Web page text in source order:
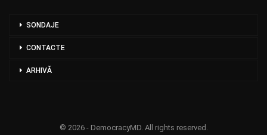
SONDAJE
CONTACTE
ARHIVĂ
© 2026 - DemocracyMD. All rights reserved.